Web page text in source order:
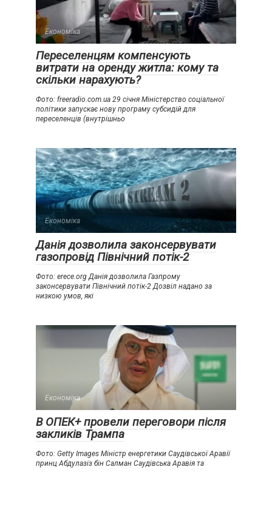
Економіка
Переселенцям компенсують
витрати на оренду житла: кому та
скільки нарахують?
Фото: freeradio.com.ua 29 січня Міністерство соціальної
політики запускає нову програму субсидій для
переселенців (внутрішньо
Економіка
Данія дозволила законсервувати
газопровід Північний потік-2
Фото: erece.org Данія дозволила Газпрому
законсервувати Північний потік-2 Дозвіл надано за
низкою умов, які
Економіка
В ОПЕК+ провели переговори після
закликів Трампа
Фото: Getty Images Міністр енергетики Саудівської Аравії
принц Абдулазіз бін Салман Саудівська Аравія та